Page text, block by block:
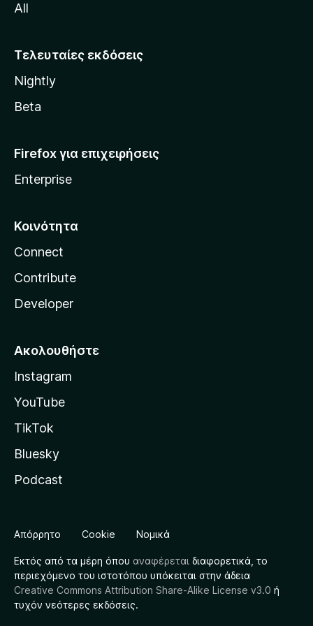
o
i
l
a
All
Τελευταίες εκδόσεις
Nightly
Beta
Firefox για επιχειρήσεις
Enterprise
Κοινότητα
Connect
Contribute
Developer
Ακολουθήστε
Instagram
YouTube
TikTok
Bluesky
Podcast
Απόρρητο Cookie Νομικά
Εκτός από τα μέρη όπου αναφέρεται διαφορετικά, το
περιεχόμενο του ιστοτόπου υπόκειται στην άδεια
Creative Commons Attribution Share-Alike License v3.0 ή
τυχόν νεότερες εκδόσεις.